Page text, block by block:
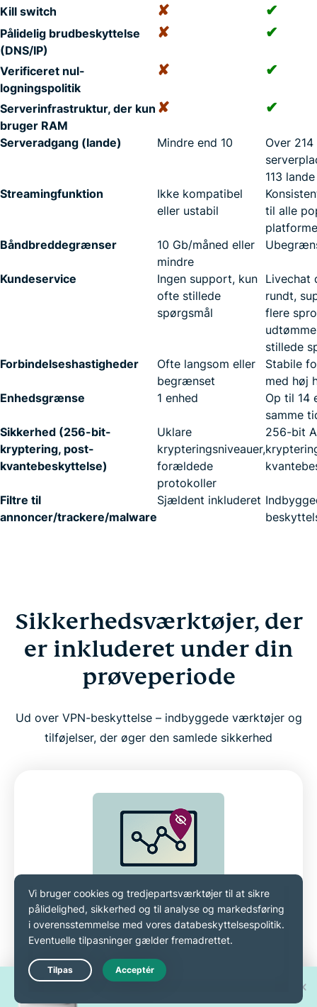
Kill switch
✘ ✔
Pålidelig brudbeskyttelse
(DNS/IP)
✘ ✔
Verificeret nul-
logningspolitik
✘ ✔
Serverinfrastruktur, der kun
bruger RAM
✘ ✔
Serveradgang (lande) Mindre end 10
Over 214
113 lande
Streamingfunktion
Ikke kompatibel
eller ustabil
til alle
platforme
Båndbreddegrænser
10 Gb/måned eller
mindre
Kundeservice
Ingen support, kun
ofte stillede
spørgsmål
Livechat
rundt,
flere
stillede
Forbindelseshastigheder
Ofte langsom eller
begrænset
Stabile
med høj
Enhedsgrænse
1 enhed
Op til 14
samme
Sikkerhed (256-bit-
kryptering, post-
kvantebeskyttelse)
Uklare
krypteringsniveauer,
forældede
protokoller
256-bit
Filtre til
annoncer/trackere/malware
Sjældent inkluderet
Sikkerhedsværktøjer, der
er inkluderet under din
prøveperiode
Ud over VPN-beskyttelse – indbyggede værktøjer og
tilføjelser, der øger den samlede sikkerhed
Threat Manager blokerer
trackere og skadelige
hjemmesider
Vind en af 30 nye